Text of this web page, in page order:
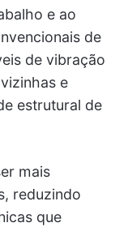
e ao
de
de vibração
e
estrutural de
mais
reduzindo
que